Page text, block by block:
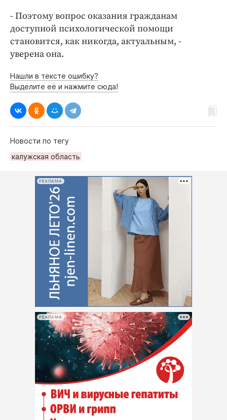
- Поэтому вопрос оказания гражданам
доступной психологической помощи
становится, как никогда, актуальным, -
уверена она.
Нашли в тексте ошибку?
Выделите её и нажмите сюда!
Новости по тегу
калужская область
РЕКЛАМА
РЕКЛАМА